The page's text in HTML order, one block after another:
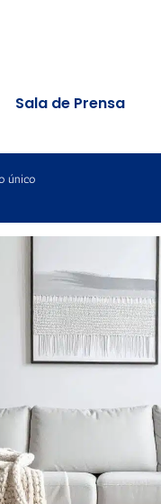
Sala de Prensa
único